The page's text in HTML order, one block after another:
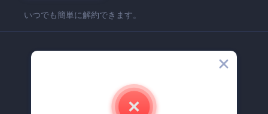
いつでも簡単に解約できます。
お問い合わせ